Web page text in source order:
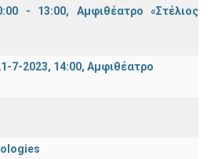
- 13:00, Αμφιθέατρο «Στέλιος
7-2023, 14:00, Αμφιθέατρο